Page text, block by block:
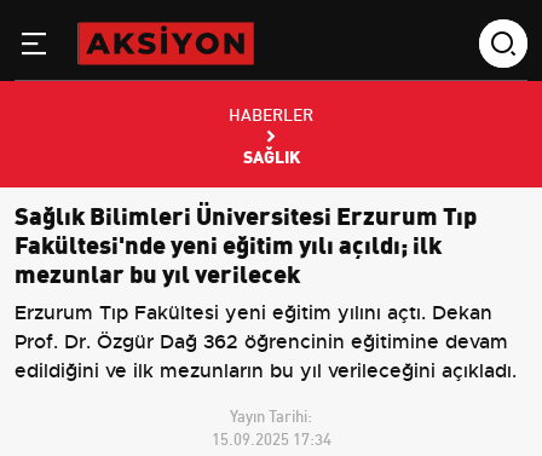
HABERLER
SAĞLIK
Sağlık Bilimleri Üniversitesi Erzurum Tıp
Fakültesi'nde yeni eğitim yılı açıldı; ilk
mezunlar bu yıl verilecek
Erzurum Tıp Fakültesi yeni eğitim yılını açtı. Dekan
Prof. Dr. Özgür Dağ 362 öğrencinin eğitimine devam
edildiğini ve ilk mezunların bu yıl verileceğini açıkladı.
Yayın Tarihi:
15.09.2025 17:34